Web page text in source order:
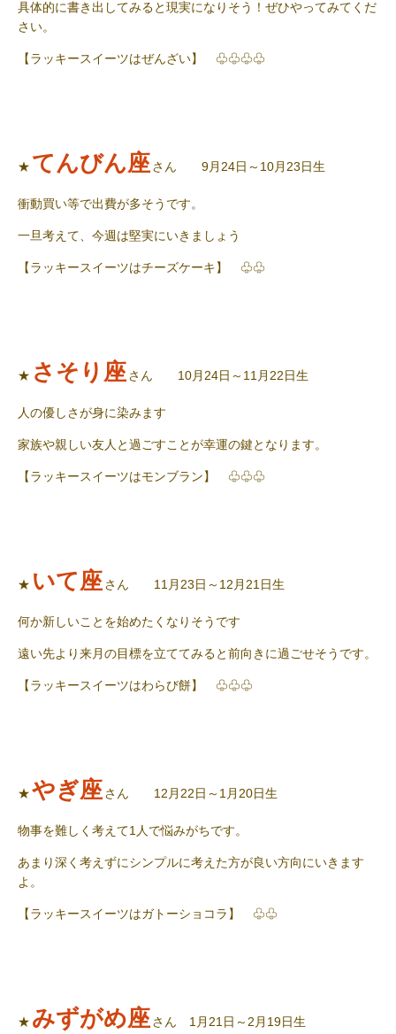
具体的に書き出してみると現実になりそう！ぜひやってみてくだ
さい。
【ラッキースイーツはぜんざい】 ♧♧♧♧
★ てんびん座さん 9月24日～10月23日生
衝動買い等で出費が多そうです。
一旦考えて、今週は堅実にいきましょう
【ラッキースイーツはチーズケーキ】 ♧♧
★ さそり座さん 10月24日～11月22日生
人の優しさが身に染みます
家族や親しい友人と過ごすことが幸運の鍵となります。
【ラッキースイーツはモンブラン】 ♧♧♧
★ いて座さん 11月23日～12月21日生
何か新しいことを始めたくなりそうです
遠い先より来月の目標を立ててみると前向きに過ごせそうです。
【ラッキースイーツはわらび餅】 ♧♧♧
★やぎ座さん 12月22日～1月20日生
物事を難しく考えて1 人で悩みがちです。
あまり深く考えずにシンプルに考えた方が良い方向にいきます
よ。
【ラッキースイーツはガトーショコラ】 ♧♧
★ みずがめ座さん 1月21日～2月19日生